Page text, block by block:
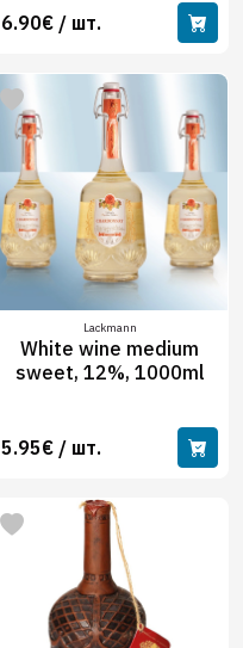
6.90€ / шт.
Lackmann
White wine medium
sweet, 12%, 1000ml
5.95€ / шт.